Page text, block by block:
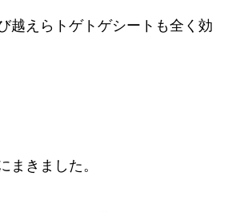
越えらトゲトゲシートも全く効
まきました。